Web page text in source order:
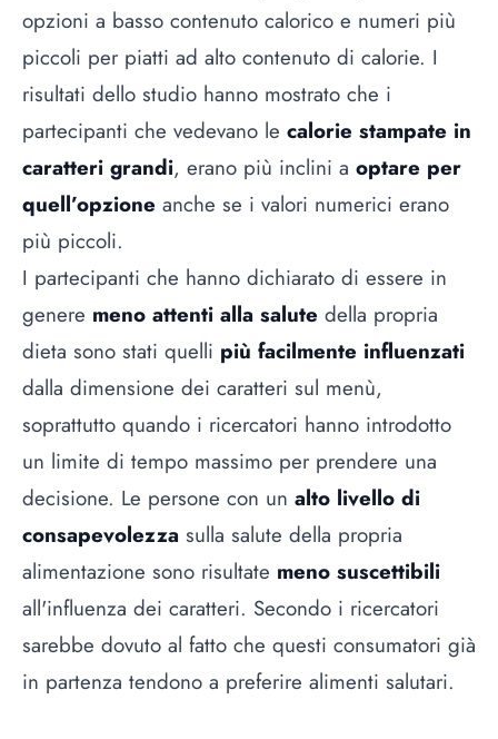
opzioni a basso contenuto calorico e numeri più
piccoli per piatti ad alto contenuto di calorie. I
risultati dello studio hanno mostrato che i
partecipanti che vedevano le calorie stampate in
caratteri grandi, erano più inclini a optare per
quell’opzione anche se i valori numerici erano
più piccoli.
I partecipanti che hanno dichiarato di essere in
genere meno attenti alla salute della propria
dieta sono stati quelli più facilmente influenzati
dalla dimensione dei caratteri sul menù,
soprattutto quando i ricercatori hanno introdotto
un limite di tempo massimo per prendere una
decisione. Le persone con un alto livello di
consapevolezza sulla salute della propria
alimentazione sono risultate meno suscettibili
all'influenza dei caratteri. Secondo i ricercatori
sarebbe dovuto al fatto che questi consumatori già
in partenza tendono a preferire alimenti salutari.